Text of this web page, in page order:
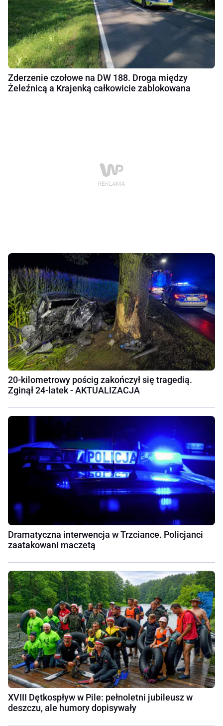
Zderzenie czołowe na DW 188. Droga między
Żeleźnicą a Krajenką całkowicie zablokowana
20-kilometrowy pościg zakończył się tragedią.
Zginął 24-latek - AKTUALIZACJA
Dramatyczna interwencja w Trzciance. Policjanci
zaatakowani maczetą
XVIII Dętkospływ w Pile: pełnoletni jubileusz w
deszczu, ale humory dopisywały